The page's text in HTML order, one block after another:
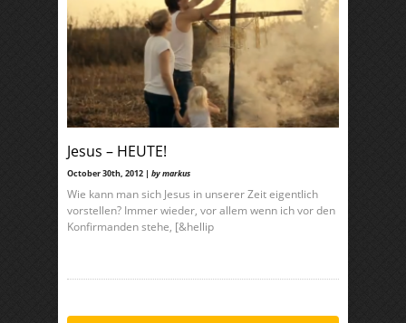
Jesus – HEUTE!
October 30th, 2012 | by markus
Wie kann man sich Jesus in unserer Zeit eigentlich
vorstellen? Immer wieder, vor allem wenn ich vor den
Konfirmanden stehe, [&hellip